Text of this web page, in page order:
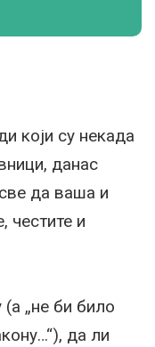
који су некада
данас
да ваша и
честите и
„не би било
да ли